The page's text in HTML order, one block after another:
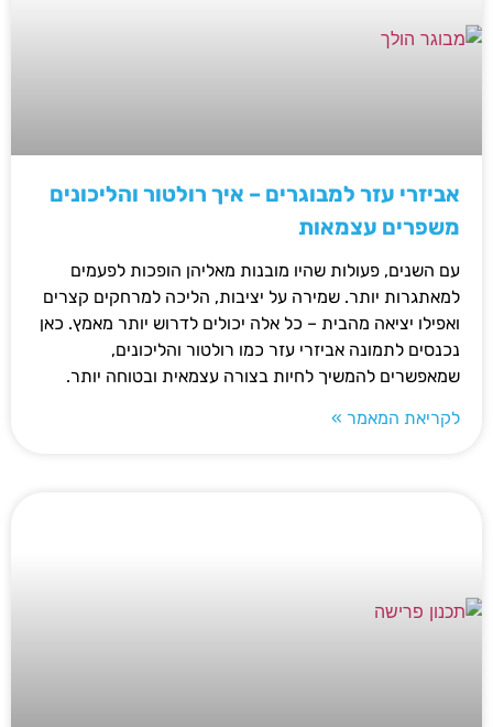
אביזרי עזר למבוגרים – איך רולטור והליכונים
משפרים עצמאות
עם השנים, פעולות שהיו מובנות מאליהן הופכות לפעמים
למאתגרות יותר. שמירה על יציבות, הליכה למרחקים קצרים
ואפילו יציאה מהבית – כל אלה יכולים לדרוש יותר מאמץ. כאן
נכנסים לתמונה אביזרי עזר כמו רולטור והליכונים,
שמאפשרים להמשיך לחיות בצורה עצמאית ובטוחה יותר.
לקריאת המאמר »